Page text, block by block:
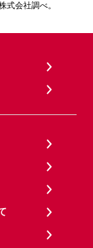
式会社調べ。